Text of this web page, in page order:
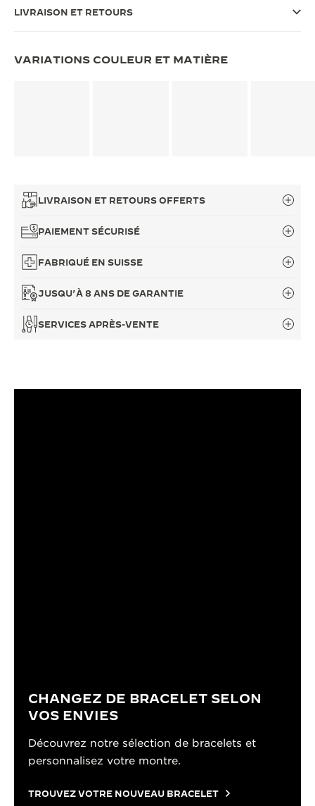
LIVRAISON ET RETOURS
VARIATIONS COULEUR ET MATIÈRE
LIVRAISON ET RETOURS OFFERTS
PAIEMENT SÉCURISÉ
FABRIQUÉ EN SUISSE
JUSQU’À 8 ANS DE GARANTIE
SERVICES APRÈS-VENTE
CHANGEZ DE BRACELET SELON
VOS ENVIES
Découvrez notre sélection de bracelets et
personnalisez votre montre.
TROUVEZ VOTRE NOUVEAU BRACELET